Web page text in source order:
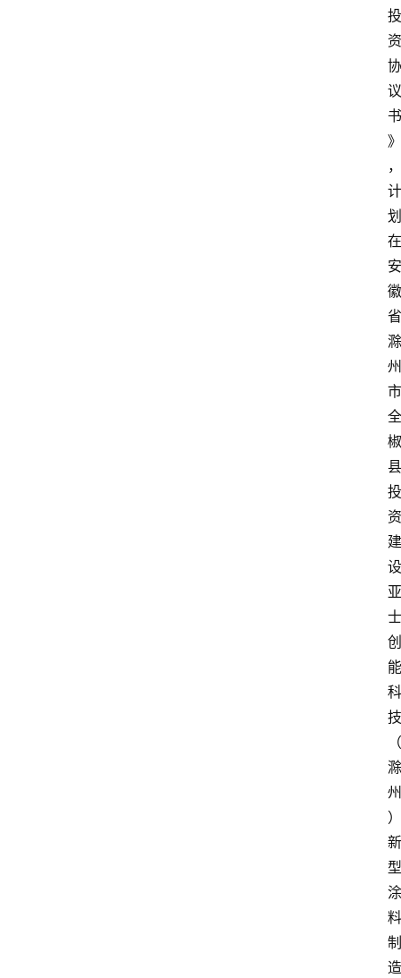
投
资
协
议
书
》
，
计
划
在
安
徽
省
滁
州
市
全
椒
县
投
资
建
设
亚
士
创
能
科
技
（
滁
州
）
新
型
涂
料
制
造